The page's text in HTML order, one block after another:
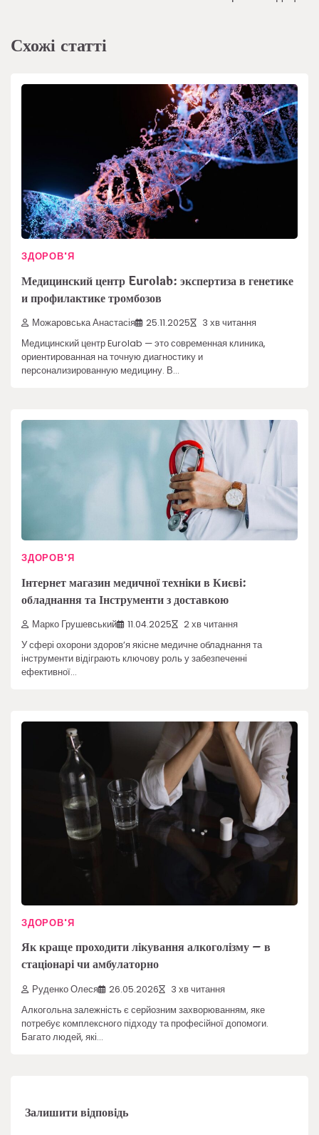
Схожі статті
ЗДОРОВ'Я
Медицинский центр Eurolab: экспертиза в генетике
и профилактике тромбозов
Можаровська Анастасія 25.11.2025 3 хв читання
Медицинский центр Eurolab — это современная клиника,
ориентированная на точную диагностику и
персонализированную медицину. В…
ЗДОРОВ'Я
Інтернет магазин медичної техніки в Києві:
обладнання та Інструменти з доставкою
Марко Грушевський 11.04.2025 2 хв читання
У сфері охорони здоров’я якісне медичне обладнання та
інструменти відіграють ключову роль у забезпеченні
ефективної…
ЗДОРОВ'Я
Як краще проходити лікування алкоголізму – в
стаціонарі чи амбулаторно
Руденко Олеся 26.05.2026 3 хв читання
Алкогольна залежність є серйозним захворюванням, яке
потребує комплексного підходу та професійної допомоги.
Багато людей, які…
Залишити відповідь